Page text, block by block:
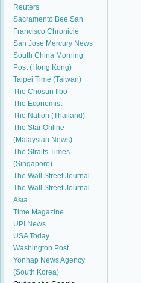
Reuters
Sacramento Bee San
Francisco Chronicle
San Jose Mercury News
South China Morning
Post (Hong Kong)
Taipei Time (Taiwan)
The Chosun Ilbo
The Economist
The Nation (Thailand)
The Star Online
(Malaysian News)
The Straits Times
(Singapore)
The Wall Street Journal
The Wall Street Journal -
Asia
Time Magazine
UPI News
USA Today
Washington Post
Yonhap News Agency
(South Korea)